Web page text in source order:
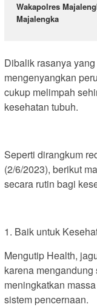
Wakapolres
Majalengka
Dibalik rasanya
mengenyangkan
cukup melimpah
kesehatan tubuh.
Seperti dirangkum
(2/6/2023), berikut
secara rutin bagi
1. Baik untuk
Mengutip Health,
karena
meningkatkan
sistem pencernaan.